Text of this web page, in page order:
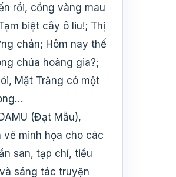
rồi, cổng vàng mau
biệt cây ô liu!; Thị
chán; Hôm nay thế
chúa hoàng gia?;
Mặt Trăng có một
(Đạt Mẫu),
vẽ minh họa cho các
san, tạp chí, tiểu
sáng tác truyện